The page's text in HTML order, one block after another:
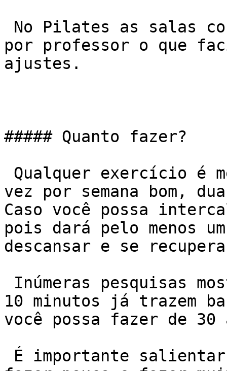
por professor o que
ajustes.
##### Quanto fazer?
vez por semana bom,
Caso você possa
pois dará pelo menos
descansar e se
10 minutos já trazem
você possa fazer de